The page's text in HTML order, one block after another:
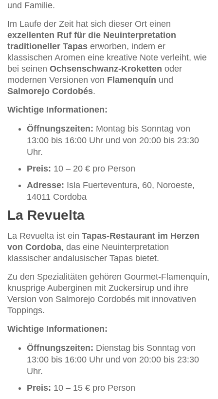
und Familie.
Im Laufe der Zeit hat sich dieser Ort einen
exzellenten Ruf für die Neuinterpretation
traditioneller Tapas erworben, indem er
klassischen Aromen eine kreative Note verleiht, wie
bei seinen Ochsenschwanz-Kroketten oder
modernen Versionen von Flamenquín und
Salmorejo Cordobés.
Wichtige Informationen:
Öffnungszeiten: Montag bis Sonntag von
13:00 bis 16:00 Uhr und von 20:00 bis 23:30
Uhr.
Preis: 10 – 20 € pro Person
Adresse: Isla Fuerteventura, 60, Noroeste,
14011 Cordoba
La Revuelta
La Revuelta ist ein Tapas-Restaurant im Herzen
von Cordoba, das eine Neuinterpretation
klassischer andalusischer Tapas bietet.
Zu den Spezialitäten gehören Gourmet-Flamenquín,
knusprige Auberginen mit Zuckersirup und ihre
Version von Salmorejo Cordobés mit innovativen
Toppings.
Wichtige Informationen:
Öffnungszeiten: Dienstag bis Sonntag von
13:00 bis 16:00 Uhr und von 20:00 bis 23:30
Uhr.
Preis: 10 – 15 € pro Person